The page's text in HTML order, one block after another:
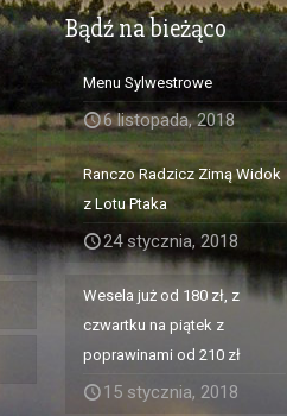
Bądź na bieżąco
Menu Sylwestrowe
6 listopada, 2018
Ranczo Radzicz Zimą Widok
z Lotu Ptaka
24 stycznia, 2018
Wesela już od 180 zł, z
czwartku na piątek z
poprawinami od 210 zł
15 stycznia, 2018